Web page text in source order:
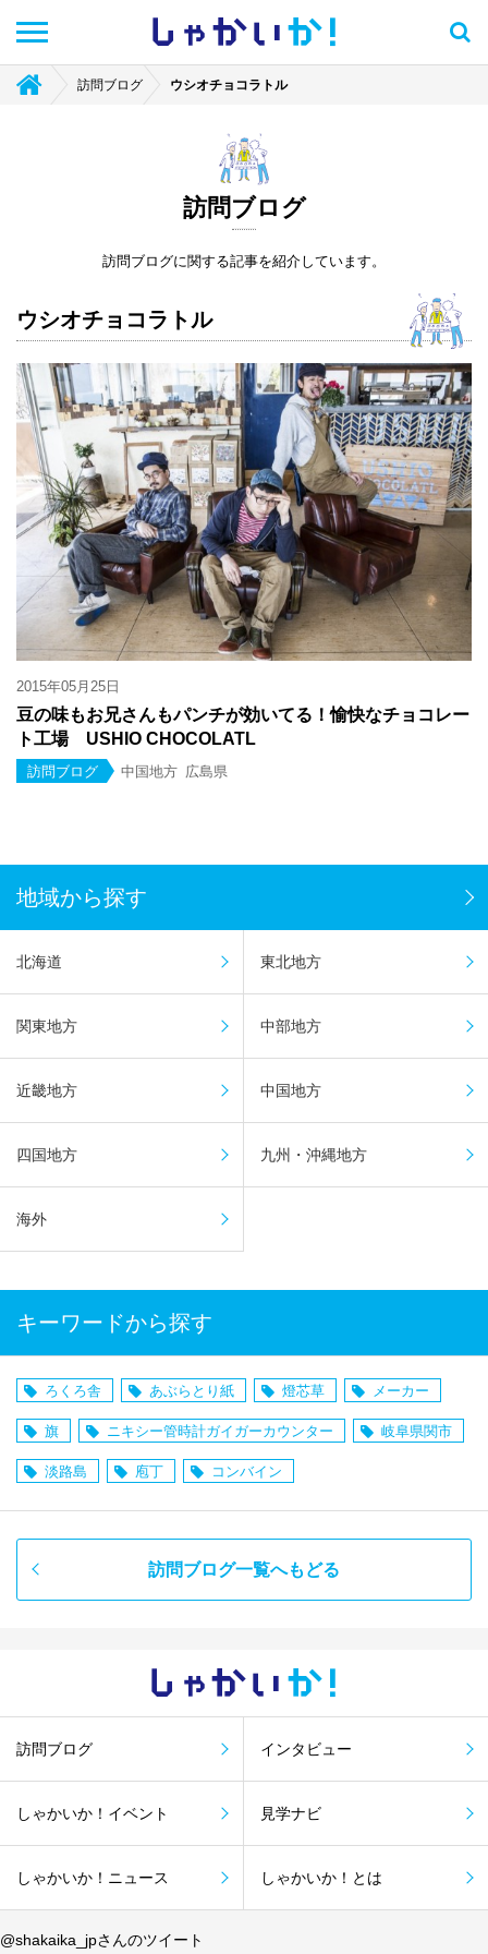
しゃかい か！
訪問ブログ ウシオチョコラトル
訪問ブログ
訪問ブログに関する記事を紹介しています。
ウシオチョコラトル
2015年05月25日
豆の味もお兄さんもパンチが効いてる！愉快なチョコレー
ト工場 USHIO CHOCOLATL
訪問ブログ 中国地方 広島県
地域から探す
北海道 東北地方
関東地方 中部地方
近畿地方 中国地方
四国地方 九州・沖縄地方
海外
キーワードから探す
ろくろ舎 あぶらとり紙 燈芯草 メーカー
旗 ニキシー管時計ガイガーカウンター 岐阜県関市
淡路島 庖丁 コンバイン
訪問ブログ一覧へもどる
しゃかい か！
訪問ブログ インタビュー
しゃかいか！イベント 見学ナビ
しゃかいか！ニュース しゃかいか！とは
@shakaika_jpさんのツイート